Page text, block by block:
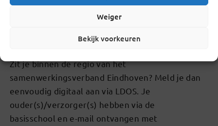
Weiger
Bekijk voorkeuren
niet meer mogelijk je nog (digitaal) aan te
Zit je binnen de regio van het
samenwerkingsverband Eindhoven? Meld je dan
eenvoudig digitaal aan via LDOS. Je
ouder(s)/verzorger(s) hebben via de
basisschool en e-mail ontvangen met